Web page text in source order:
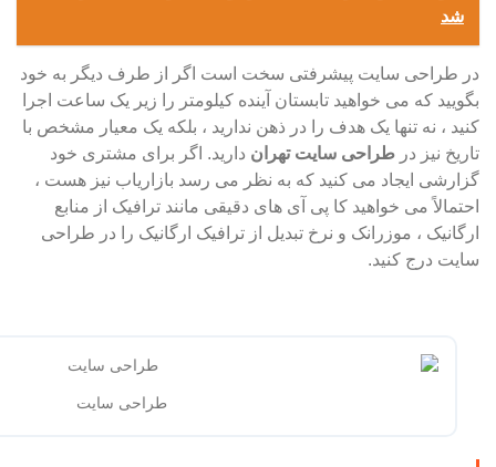
شد
در طراحی سایت پیشرفتی سخت است اگر از طرف دیگر به خود
بگویید که می خواهید تابستان آینده کیلومتر را زیر یک ساعت اجرا
کنید ، نه تنها یک هدف را در ذهن ندارید ، بلکه یک معیار مشخص با
تاریخ نیز در طراحی سایت تهران دارید. اگر برای مشتری خود
گزارشی ایجاد می کنید که به نظر می رسد بازاریاب نیز هست ،
احتمالاً می خواهید کا پی آی های دقیقی مانند ترافیک از منابع
ارگانیک ، موزرانک و نرخ تبدیل از ترافیک ارگانیک را در طراحی
سایت درج کنید.
طراحی سایت